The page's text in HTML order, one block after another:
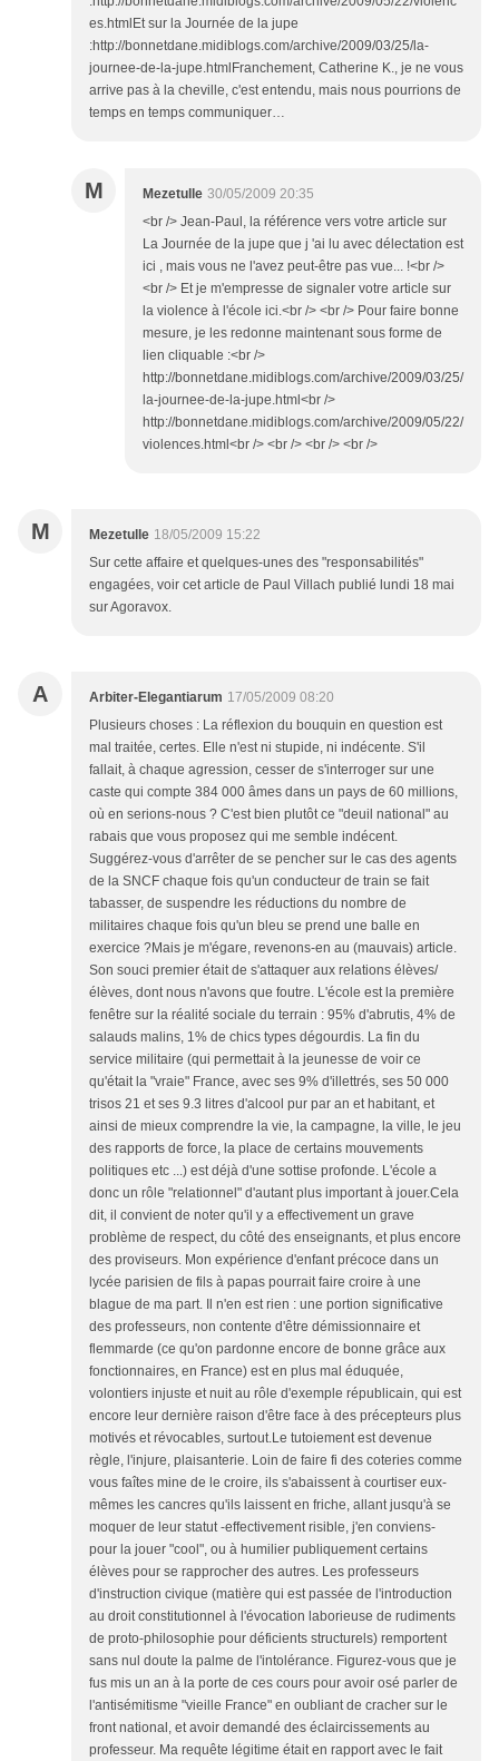
es.htmlEt sur la Journée de la jupe
:http://bonnetdane.midiblogs.com/archive/2009/03/25/la-
journee-de-la-jupe.htmlFranchement, Catherine K., je ne vous
arrive pas à la cheville, c'est entendu, mais nous pourrions de
temps en temps communiquer…
M Mezetulle 30/05/2009 20:35
<br /> Jean-Paul, la référence vers votre article sur
La Journée de la jupe que j 'ai lu avec délectation est
ici , mais vous ne l'avez peut-être pas vue... !<br />
<br /> Et je m'empresse de signaler votre article sur
la violence à l'école ici.<br /> <br /> Pour faire bonne
mesure, je les redonne maintenant sous forme de
lien cliquable :<br />
http://bonnetdane.midiblogs.com/archive/2009/03/25/
la-journee-de-la-jupe.html<br />
http://bonnetdane.midiblogs.com/archive/2009/05/22/
violences.html<br /> <br /> <br /> <br />
M Mezetulle 18/05/2009 15:22
Sur cette affaire et quelques-unes des "responsabilités"
engagées, voir cet article de Paul Villach publié lundi 18 mai
sur Agoravox.
A Arbiter-Elegantiarum 17/05/2009 08:20
Plusieurs choses : La réflexion du bouquin en question est
mal traitée, certes. Elle n'est ni stupide, ni indécente. S'il
fallait, à chaque agression, cesser de s'interroger sur une
caste qui compte 384 000 âmes dans un pays de 60 millions,
où en serions-nous ? C'est bien plutôt ce "deuil national" au
rabais que vous proposez qui me semble indécent.
Suggérez-vous d'arrêter de se pencher sur le cas des agents
de la SNCF chaque fois qu'un conducteur de train se fait
tabasser, de suspendre les réductions du nombre de
militaires chaque fois qu'un bleu se prend une balle en
exercice ?Mais je m'égare, revenons-en au (mauvais) article.
Son souci premier était de s'attaquer aux relations élèves/
élèves, dont nous n'avons que foutre. L'école est la première
fenêtre sur la réalité sociale du terrain : 95% d'abrutis, 4% de
salauds malins, 1% de chics types dégourdis. La fin du
service militaire (qui permettait à la jeunesse de voir ce
qu'était la "vraie" France, avec ses 9% d'illettrés, ses 50 000
trisos 21 et ses 9.3 litres d'alcool pur par an et habitant, et
ainsi de mieux comprendre la vie, la campagne, la ville, le jeu
des rapports de force, la place de certains mouvements
politiques etc ...) est déjà d'une sottise profonde. L'école a
donc un rôle "relationnel" d'autant plus important à jouer.Cela
dit, il convient de noter qu'il y a effectivement un grave
problème de respect, du côté des enseignants, et plus encore
des proviseurs. Mon expérience d'enfant précoce dans un
lycée parisien de fils à papas pourrait faire croire à une
blague de ma part. Il n'en est rien : une portion significative
des professeurs, non contente d'être démissionnaire et
flemmarde (ce qu'on pardonne encore de bonne grâce aux
fonctionnaires, en France) est en plus mal éduquée,
volontiers injuste et nuit au rôle d'exemple républicain, qui est
encore leur dernière raison d'être face à des précepteurs plus
motivés et révocables, surtout.Le tutoiement est devenue
règle, l'injure, plaisanterie. Loin de faire fi des coteries comme
vous faîtes mine de le croire, ils s'abaissent à courtiser eux-
mêmes les cancres qu'ils laissent en friche, allant jusqu'à se
moquer de leur statut -effectivement risible, j'en conviens-
pour la jouer "cool", ou à humilier publiquement certains
élèves pour se rapprocher des autres. Les professeurs
d'instruction civique (matière qui est passée de l'introduction
au droit constitutionnel à l'évocation laborieuse de rudiments
de proto-philosophie pour déficients structurels) remportent
sans nul doute la palme de l'intolérance. Figurez-vous que je
fus mis un an à la porte de ces cours pour avoir osé parler de
l'antisémitisme "vieille France" en oubliant de cracher sur le
front national, et avoir demandé des éclaircissements au
professeur. Ma requête légitime était en rapport avec le fait